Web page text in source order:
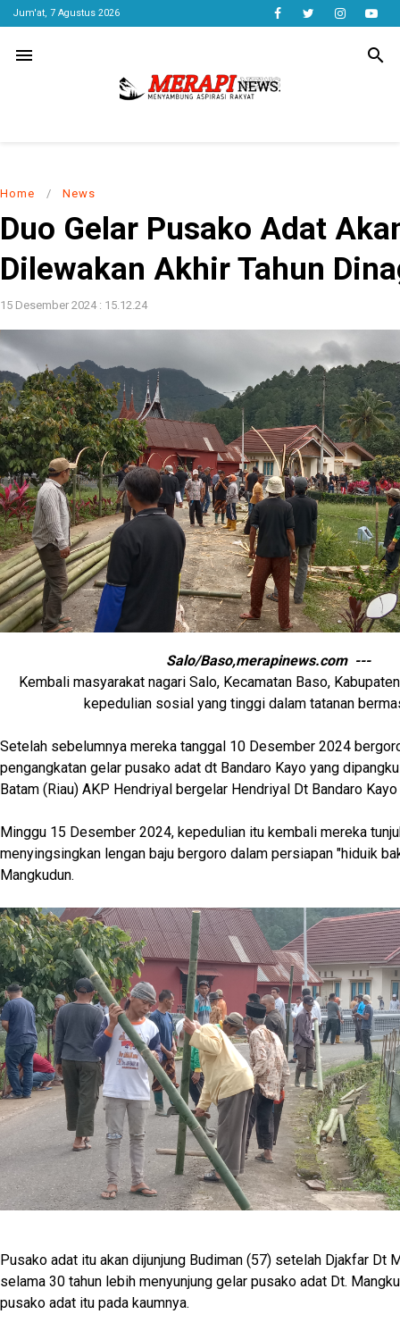
Jum'at, 7 Agustus 2026
menu search
Home / News
Duo Gelar Pusako Adat
Dilewakan Akhir Tahun
15 Desember 2024 : 15.12.24
Salo/Baso,merapinews.com ---
Kembali masyarakat nagari Salo, Kecamatan Baso,
kepedulian sosial yang tinggi dalam tatanan
Setelah sebelumnya mereka tanggal 10 Desember 2024
pengangkatan gelar pusako adat dt Bandaro Kayo yang
Batam (Riau) AKP Hendriyal bergelar Hendriyal Dt Bandaro Kayo
Minggu 15 Desember 2024, kepedulian itu kembali mereka
menyingsingkan lengan baju bergoro dalam persiapan "hiduik
Mangkudun.
Pusako adat itu akan dijunjung Budiman (57) setelah Djakfar Dt
selama 30 tahun lebih menyunjung gelar pusako adat Dt.
pusako adat itu pada kaumnya.